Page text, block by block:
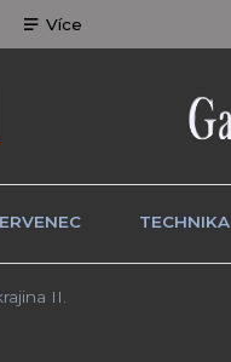
Více
TECHNIKA
II.